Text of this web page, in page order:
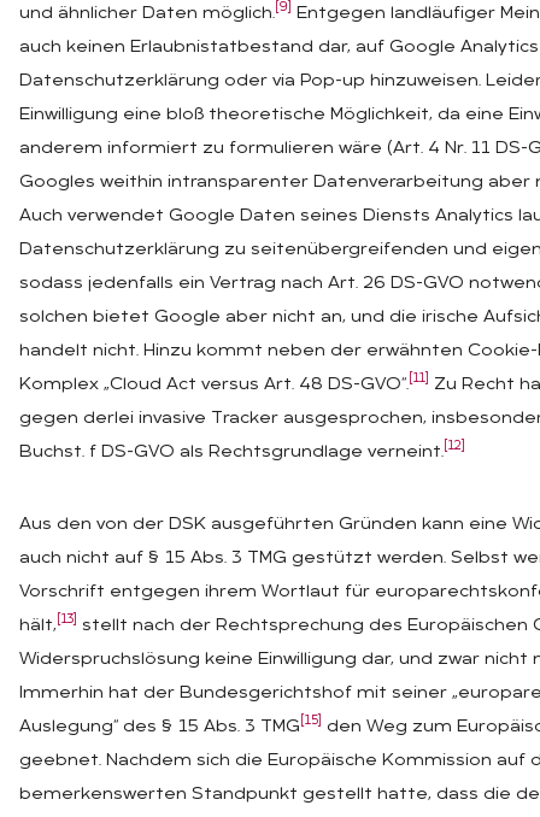
und ähnlicher Daten möglich. [9]
Entgegen landläufiger
auch keinen Erlaubnistatbestand dar, auf Google
Datenschutzerklärung oder via Pop-up hinzuweisen.
Einwilligung eine bloß theoretische Möglichkeit, da eine
anderem informiert zu formulieren wäre (Art. 4 Nr. 11 DS-
Googles weithin intransparenter Datenverarbeitung aber
Auch verwendet Google Daten seines Diensts Analytics
Datenschutzerklärung zu seitenübergreifenden und
sodass jedenfalls ein Vertrag nach Art. 26 DS-GVO
solchen bietet Google aber nicht an, und die irische
handelt nicht. Hinzu kommt neben der erwähnten
Komplex „Cloud Act versus Art. 48 DS-GVO“. [11]
Zu Recht
gegen derlei invasive Tracker ausgesprochen,
Buchst. f DS-GVO als Rechtsgrundlage verneint. [12]
Aus den von der DSK ausgeführten Gründen kann eine
auch nicht auf § 15 Abs. 3 TMG gestützt werden. Selbst
Vorschrift entgegen ihrem Wortlaut für
hält, [13]
stellt nach der Rechtsprechung des Europäischen
Widerspruchslösung keine Einwilligung dar, und zwar nicht
Immerhin hat der Bundesgerichtshof mit seiner
Auslegung“ des § 15 Abs. 3 TMG [15]
den Weg zum
geebnet. Nachdem sich die Europäische Kommission auf
bemerkenswerten Standpunkt gestellt hatte, dass die